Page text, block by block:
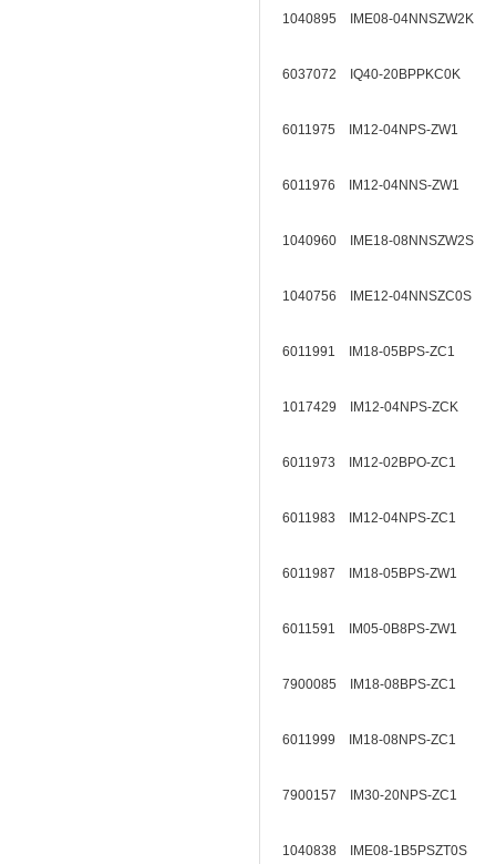
1040895 IME08-04NNSZW2K
6037072 IQ40-20BPPKC0K
6011975 IM12-04NPS-ZW1
6011976 IM12-04NNS-ZW1
1040960 IME18-08NNSZW2S
1040756 IME12-04NNSZC0S
6011991 IM18-05BPS-ZC1
1017429 IM12-04NPS-ZCK
6011973 IM12-02BPO-ZC1
6011983 IM12-04NPS-ZC1
6011987 IM18-05BPS-ZW1
6011591 IM05-0B8PS-ZW1
7900085 IM18-08BPS-ZC1
6011999 IM18-08NPS-ZC1
7900157 IM30-20NPS-ZC1
1040838 IME08-1B5PSZT0S